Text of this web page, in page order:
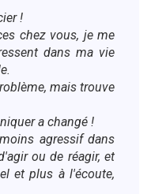
!
chez vous, je me
dans ma vie
mais trouve
a changé !
agressif dans
ou de réagir, et
et plus à l'écoute,